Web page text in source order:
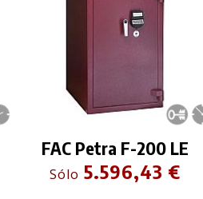
FAC Petra F-200 LE
Sólo 5.596,43 €